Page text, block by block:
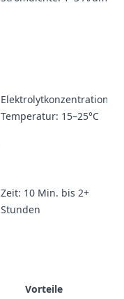
Elektrolytkonzentration;
Temperatur: 15–25°C
Zeit: 10 Min. bis 2+
Stunden
Vorteile